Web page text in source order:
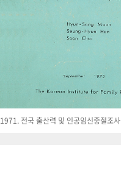
1971. 전국 출산력 및 인공임신중절조사